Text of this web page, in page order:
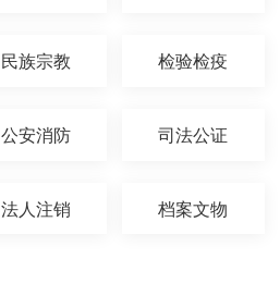
民族宗教 检验检疫
公安消防 司法公证
法人注销 档案文物